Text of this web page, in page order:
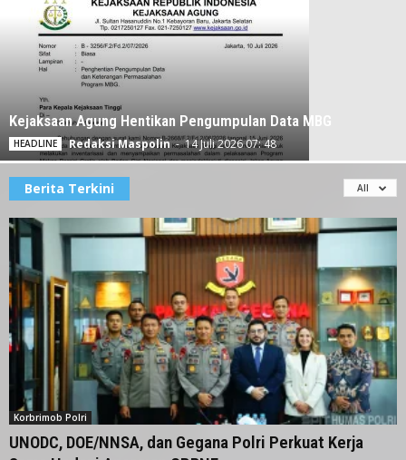
Kejaksaan Agung Hentikan Pengumpulan Data MBG
HEADLINE Redaksi Maspolin - 14 Juli 2026 07: 48
Berita Terkini All
Korbrimob Polri
UNODC, DOE/NNSA, dan Gegana Polri Perkuat Kerja